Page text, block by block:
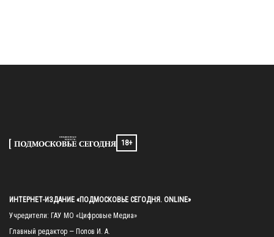
18+
ИНТЕРНЕТ-ИЗДАНИЕ «ПОДМОСКОВЬЕ СЕГОДНЯ. ONLINE»
Учредители: ГАУ МО «Цифровые Медиа»
Главный редактор — Попов И. А.